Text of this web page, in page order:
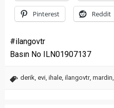
Pinterest Reddit
#ilangovtr
Basın No ILN01907137
derik, evi, ihale, ilangovtr, mardin,